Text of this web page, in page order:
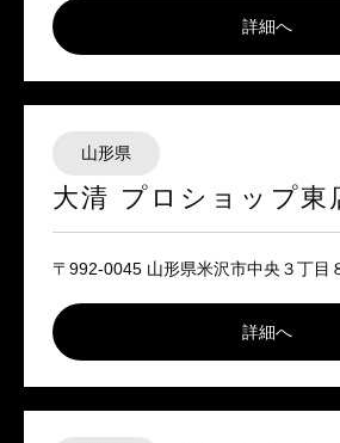
詳細へ
山形県
大清 プロショップ東
〒992-0045 山形県米沢市中央３丁目
詳細へ